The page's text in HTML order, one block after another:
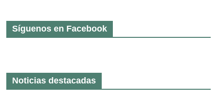
Síguenos en Facebook
Noticias destacadas